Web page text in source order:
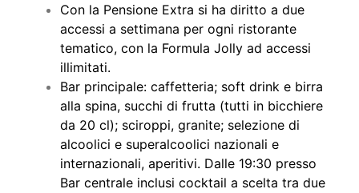
Con la Pensione Extra si ha diritto a due
accessi a settimana per ogni ristorante
tematico, con la Formula Jolly ad accessi
illimitati.
Bar principale: caffetteria; soft drink e birra
alla spina, succhi di frutta (tutti in bicchiere
da 20 cl); sciroppi, granite; selezione di
alcoolici e superalcoolici nazionali e
internazionali, aperitivi. Dalle 19:30 presso
Bar centrale inclusi cocktail a scelta tra due